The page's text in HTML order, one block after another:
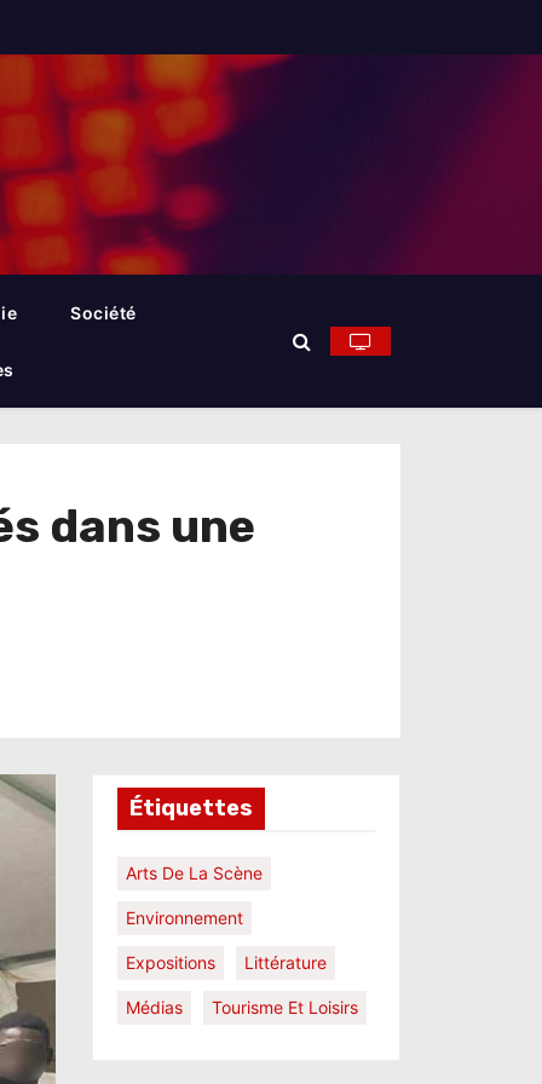
Société
dans une
Étiquettes
Arts De La Scène
Environnement
Expositions Littérature
Médias Tourisme Et Loisirs